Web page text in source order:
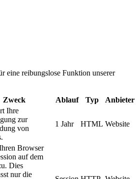
eine reibungslose Funktion unserer
Zweck Ablauf Typ Anbieter
Ihre
zur
von
1 Jahr HTML Website
Browser
auf dem
Dies
nur die